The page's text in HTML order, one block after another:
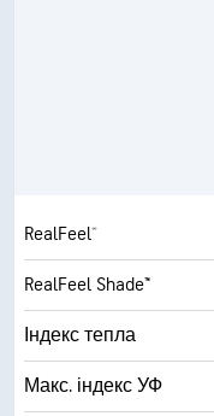
RealFeel®
RealFeel Shade™
Індекс тепла
Макс. індекс УФ